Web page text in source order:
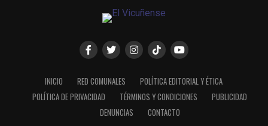
INICIO RED COMUNALES
POLÍTICA EDITORIAL Y ÉTICA
POLÍTICA DE PRIVACIDAD
TÉRMINOS Y CONDICIONES
PUBLICIDAD
DENUNCIAS
CONTACTO